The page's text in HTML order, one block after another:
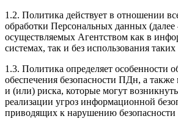
1.2. Политика действует в отношении
обработки Персональных данных
осуществляемых Агентством как в
системах, так и без использования таких
1.3. Политика определяет особенности
обеспечения безопасности ПДн, а
и (или) риска, которые могут
реализации угроз информационной
приводящих к нарушению